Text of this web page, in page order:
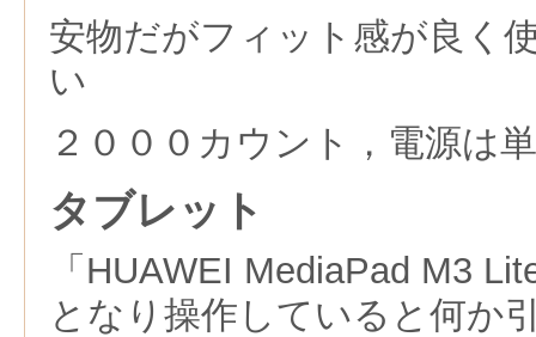
安物だがフィット感が良く
い
２０００カウント，電源は
タブレット
「HUAWEI MediaPad M3
となり操作していると何か